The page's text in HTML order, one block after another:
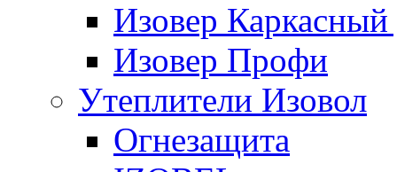
Изовер
Изовер Профи
Утеплители Изовол
Огнезащита